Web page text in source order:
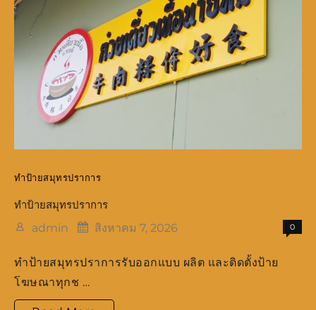
ทำป้ายสมุทรปราการ
ทำป้ายสมุทรปราการ
admin
สิงหาคม 7, 2026 0
ทำป้ายสมุทรปราการรับออกแบบ ผลิต และติดตั้งป้าย
โฆษณาทุกช …